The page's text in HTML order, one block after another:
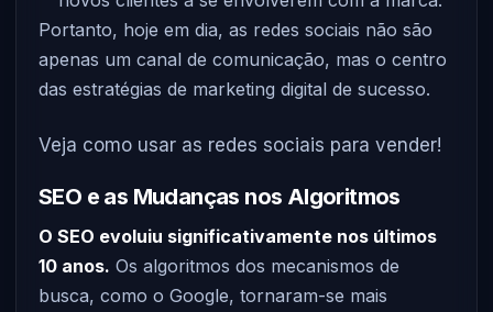
Portanto, hoje em dia, as redes sociais não são
apenas um canal de comunicação, mas o centro
das estratégias de marketing digital de sucesso.
Veja como usar as redes sociais para vender!
SEO e as Mudanças nos Algoritmos
O SEO evoluiu significativamente nos últimos
10 anos. Os algoritmos dos mecanismos de
busca, como o Google, tornaram-se mais